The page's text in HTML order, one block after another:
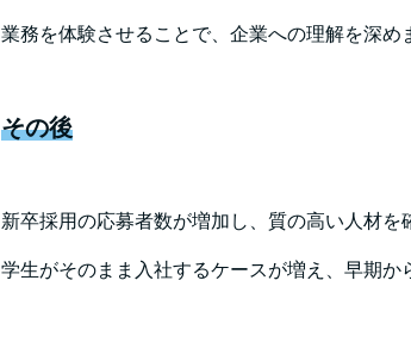
業務を体験させることで、企業への理解を深め
その後
新卒採用の応募者数が増加し、質の高い人材
学生がそのまま入社するケースが増え、早期か